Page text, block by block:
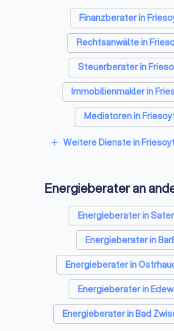
Entscheidungen zum richtigen
Zeitpunkt zu treffen.
Finanzberater in
Rechtsanwälte in
Steuerberater in
Immobilienmakler in
Mediatoren in
add Weitere Dienste in
Energieberater an
Energieberater in
Energieberater in
Energieberater in
Energieberater in
Energieberater in Bad